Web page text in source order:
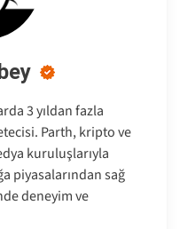
3 yıldan fazla
Parth, kripto ve
kuruluşlarıyla
piyasalarından sağ
deneyim ve